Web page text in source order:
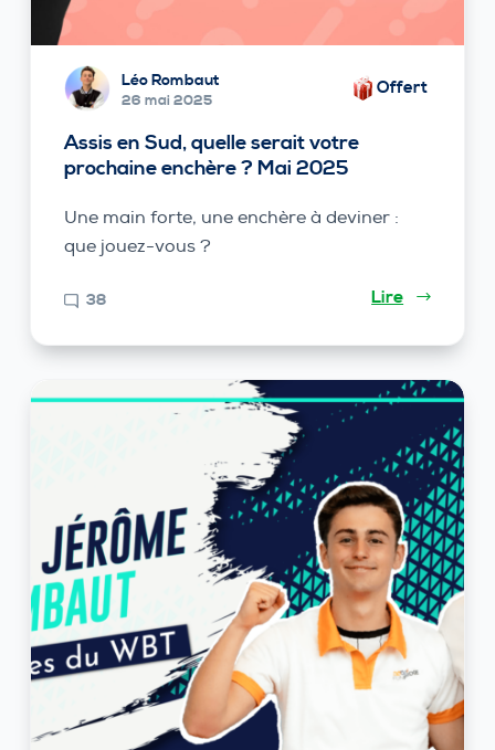
Léo Rombaut
26 mai 2025
Offert
Assis en Sud, quelle serait votre
prochaine enchère ? Mai 2025
Une main forte, une enchère à deviner :
que jouez-vous ?
38 Lire